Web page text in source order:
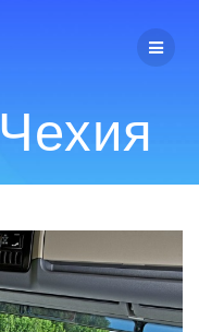
Чехия